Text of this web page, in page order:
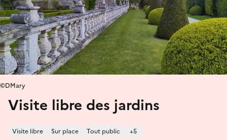
Visite libre des jardins
Visite libre Sur place Tout public +5
©DMary